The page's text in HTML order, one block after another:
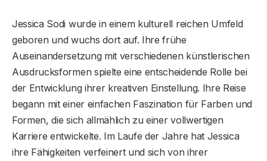
Jessica Sodi wurde in einem kulturell reichen Umfeld
geboren und wuchs dort auf. Ihre frühe
Auseinandersetzung mit verschiedenen künstlerischen
Ausdrucksformen spielte eine entscheidende Rolle bei
der Entwicklung ihrer kreativen Einstellung. Ihre Reise
begann mit einer einfachen Faszination für Farben und
Formen, die sich allmählich zu einer vollwertigen
Karriere entwickelte. Im Laufe der Jahre hat Jessica
ihre Fähigkeiten verfeinert und sich von ihrer